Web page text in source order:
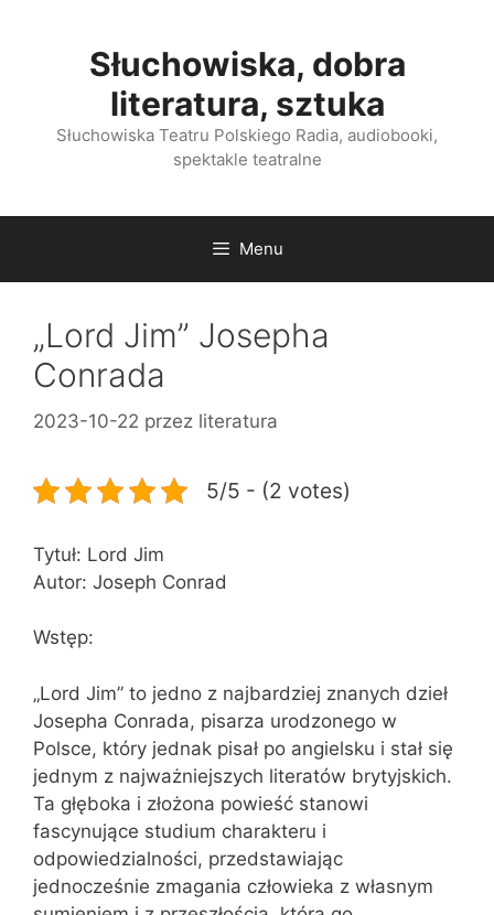
Słuchowiska, dobra
literatura, sztuka
Słuchowiska Teatru Polskiego Radia, audiobooki,
spektakle teatralne
Menu
„Lord Jim” Josepha
Conrada
2023-10-22 przez literatura
5/5 - (2 votes)
Tytuł: Lord Jim
Autor: Joseph Conrad
Wstęp:
„Lord Jim” to jedno z najbardziej znanych dzieł
Josepha Conrada, pisarza urodzonego w
Polsce, który jednak pisał po angielsku i stał się
jednym z najważniejszych literatów brytyjskich.
Ta głęboka i złożona powieść stanowi
fascynujące studium charakteru i
odpowiedzialności, przedstawiając
jednocześnie zmagania człowieka z własnym